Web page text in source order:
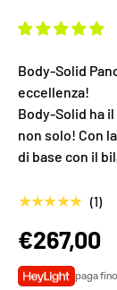
Body-Solid
eccellenza!
Body-Solid ha
non solo! Con
di base con il
★★★★★ (1)
€267,00
paga